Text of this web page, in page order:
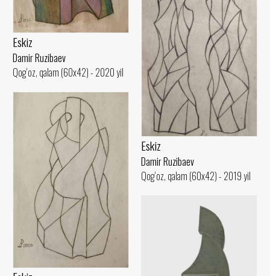
Eskiz
Damir Ruzibaev
Qog‘oz, qalam (60x42) - 2020 yil
Eskiz
Damir Ruzibaev
Qog‘oz, qalam (60x42) - 2019 yil